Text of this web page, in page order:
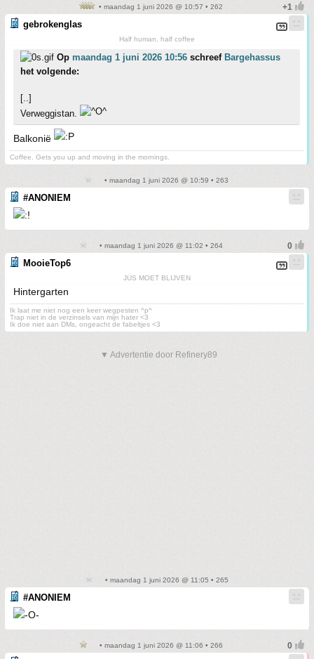
• maandag 1 juni 2026 @ 10:57 • 262
gebrokenglas
Half human, half coffee
Op maandag 1 juni 2026 10:56 schreef Bargehassus
het volgende:
[..]
Verweggistan.
Balkonië
Coffee. Gets you up and moving in the mornings.
• maandag 1 juni 2026 @ 10:59 • 263
#ANONIEM
• maandag 1 juni 2026 @ 11:02 • 264
MooieTop6
JUS MOET BLIJVEN
Hintergarten
Ik laat me niet nog een keer wegpesten ^p^
Trap niet in de verzinsels van mijn hater <3
Ik doe niet aan DMs, ongeacht de fabeltjes <3
▼ Advertentie door Refinery89
• maandag 1 juni 2026 @ 11:05 • 265
#ANONIEM
• maandag 1 juni 2026 @ 11:06 • 266